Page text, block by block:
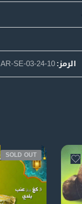
الرمز:AR-SE-03-24-10
SOLD OUT